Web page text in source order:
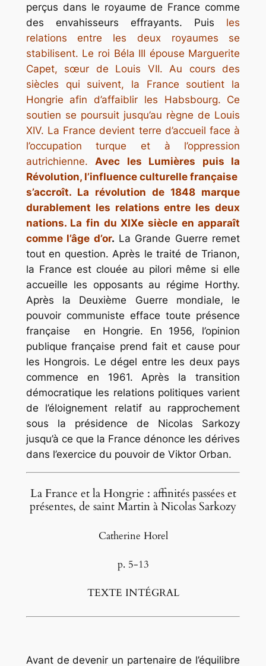
perçus dans le royaume de France comme
des envahisseurs effrayants. Puis les
relations entre les deux royaumes se
stabilisent. Le roi Béla III épouse Marguerite
Capet, sœur de Louis VII. Au cours des
siècles qui suivent, la France soutient la
Hongrie afin d’affaiblir les Habsbourg. Ce
soutien se poursuit jusqu’au règne de Louis
XIV. La France devient terre d’accueil face à
l’occupation turque et à l’oppression
autrichienne. Avec les Lumières puis la
Révolution, l’influence culturelle française
s’accroît. La révolution de 1848 marque
durablement les relations entre les deux
nations. La fin du XIXe siècle en apparaît
comme l’âge d’or. La Grande Guerre remet
tout en question. Après le traité de Trianon,
la France est clouée au pilori même si elle
accueille les opposants au régime Horthy.
Après la Deuxième Guerre mondiale, le
pouvoir communiste efface toute présence
française en Hongrie. En 1956, l’opinion
publique française prend fait et cause pour
les Hongrois. Le dégel entre les deux pays
commence en 1961. Après la transition
démocratique les relations politiques varient
de l’éloignement relatif au rapprochement
sous la présidence de Nicolas Sarkozy
jusqu’à ce que la France dénonce les dérives
dans l’exercice du pouvoir de Viktor Orban.
La France et la Hongrie : affinités passées et
présentes, de saint Martin à Nicolas Sarkozy
Catherine Horel
p. 5-13
TEXTE INTÉGRAL
Avant de devenir un partenaire de l’équilibre